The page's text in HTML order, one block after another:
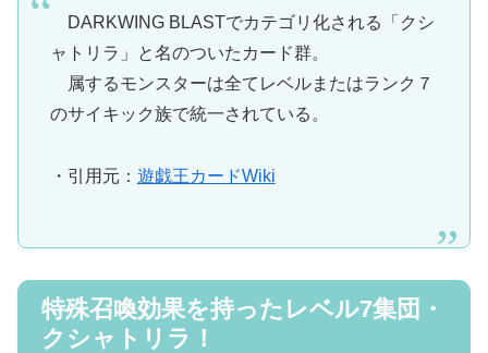
DARKWING BLASTでカテゴリ化される「クシ
ャトリラ」と名のついたカード群。
属するモンスターは全てレベルまたはランク７
のサイキック族で統一されている。
・引用元： 遊戯王カードWiki
特殊召喚効果を持ったレベル7集団・
クシャトリラ！